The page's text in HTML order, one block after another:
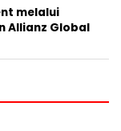
melalui
Allianz Global